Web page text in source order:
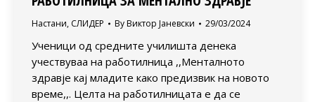
Настани, СЛИДЕР By Виктор Јаневски 29/03/2024
Ученици од средните училишта денека
учествуваа на работилница ,,Менталното
здравје кај младите како предизвик на новото
време,,. Целта на работилницата е да се